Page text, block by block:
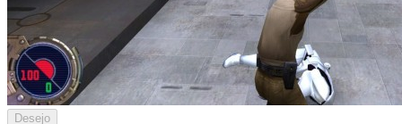
Desejo